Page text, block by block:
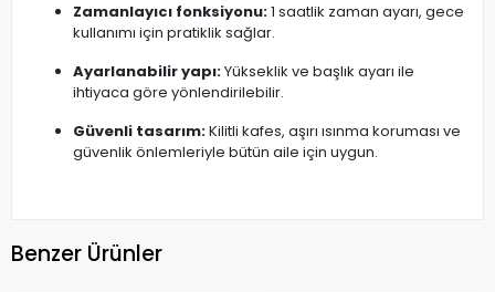
Zamanlayıcı fonksiyonu:1 saatlik zaman ayarı, gece
kullanımı için pratiklik sağlar.
Ayarlanabilir yapı:Yükseklik ve başlık ayarı ile
ihtiyaca göre yönlendirilebilir.
Güvenli tasarım:Kilitli kafes, aşırı ısınma koruması ve
güvenlik önlemleriyle bütün aile için uygun.
Benzer Ürünler